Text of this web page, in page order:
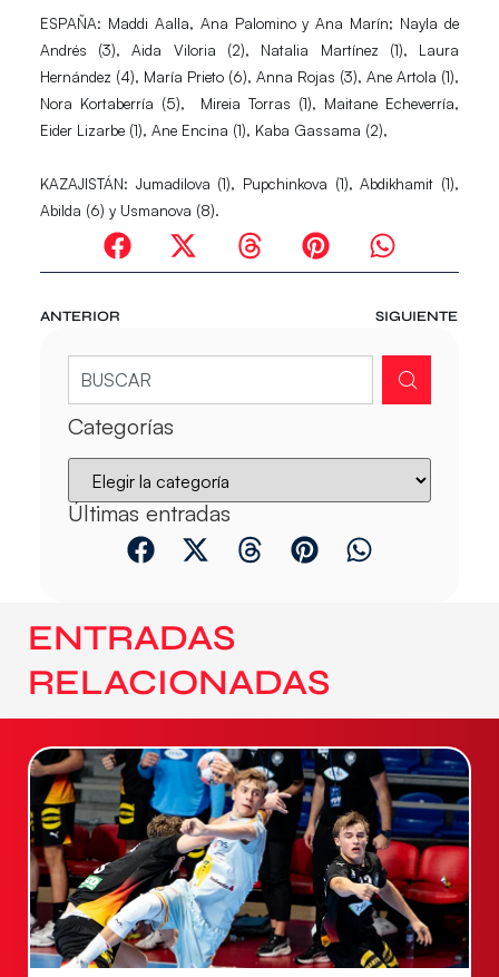
ESPAÑA: Maddi Aalla, Ana Palomino y Ana Marín; Nayla de
Andrés (3), Aida Viloria (2), Natalia Martínez (1), Laura
Hernández (4), María Prieto (6), Anna Rojas (3), Ane Artola (1),
Nora Kortaberría (5), Mireia Torras (1), Maitane Echeverría,
Eider Lizarbe (1), Ane Encina (1), Kaba Gassama (2),
KAZAJISTÁN: Jumadilova (1), Pupchinkova (1), Abdikhamit (1),
Abilda (6) y Usmanova (8).
ANTERIOR SIGUIENTE
Categorías
Últimas entradas
ENTRADAS
RELACIONADAS